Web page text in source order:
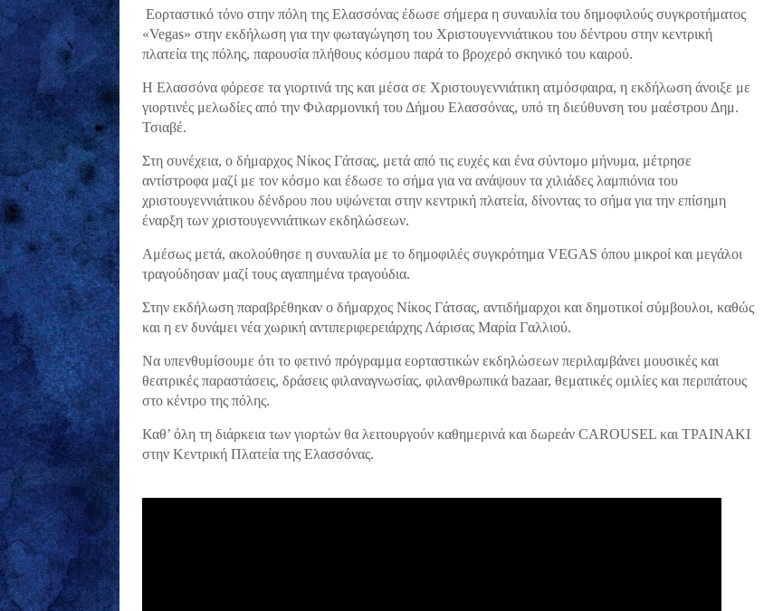
Εορταστικό τόνο στην πόλη της Ελασσόνας έδωσε σήμερα η συναυλία του δημοφιλούς συγκροτήματος
«Vegas» στην εκδήλωση για την φωταγώγηση του Χριστουγεννιάτικου του δέντρου στην κεντρική
πλατεία της πόλης, παρουσία πλήθους κόσμου παρά το βροχερό σκηνικό του καιρού.
Η Ελασσόνα φόρεσε τα γιορτινά της και μέσα σε Χριστουγεννιάτικη ατμόσφαιρα, η εκδήλωση άνοιξε με
γιορτινές μελωδίες από την Φιλαρμονική του Δήμου Ελασσόνας, υπό τη διεύθυνση του μαέστρου Δημ.
Τσιαβέ.
Στη συνέχεια, ο δήμαρχος Νίκος Γάτσας, μετά από τις ευχές και ένα σύντομο μήνυμα, μέτρησε
αντίστροφα μαζί με τον κόσμο και έδωσε το σήμα για να ανάψουν τα χιλιάδες λαμπιόνια του
χριστουγεννιάτικου δένδρου που υψώνεται στην κεντρική πλατεία, δίνοντας το σήμα για την επίσημη
έναρξη των χριστουγεννιάτικων εκδηλώσεων.
Αμέσως μετά, ακολούθησε η συναυλία με το δημοφιλές συγκρότημα VEGAS όπου μικροί και μεγάλοι
τραγούδησαν μαζί τους αγαπημένα τραγούδια.
Στην εκδήλωση παραβρέθηκαν ο δήμαρχος Νίκος Γάτσας, αντιδήμαρχοι και δημοτικοί σύμβουλοι, καθώς
και η εν δυνάμει νέα χωρική αντιπεριφερειάρχης Λάρισας Μαρία Γαλλιού.
Να υπενθυμίσουμε ότι το φετινό πρόγραμμα εορταστικών εκδηλώσεων περιλαμβάνει μουσικές και
θεατρικές παραστάσεις, δράσεις φιλαναγνωσίας, φιλανθρωπικά bazaar, θεματικές ομιλίες και περιπάτους
στο κέντρο της πόλης.
Καθ’ όλη τη διάρκεια των γιορτών θα λειτουργούν καθημερινά και δωρεάν CAROUSEL και ΤΡΑΙΝΑΚΙ
στην Κεντρική Πλατεία της Ελασσόνας.